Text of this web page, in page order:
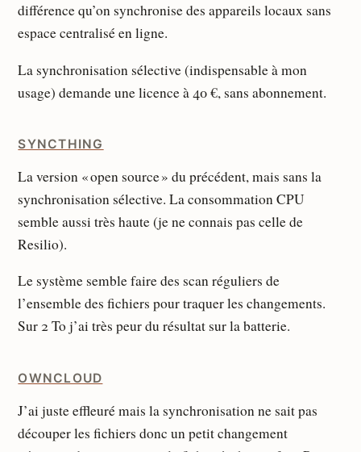
différence qu’on synchronise des appareils locaux sans
espace centralisé en ligne.
La synchronisation sélective (indispensable à mon
usage) demande une licence à 40 €, sans abonnement.
SYNCTHING
La version « open source » du précédent, mais sans la
synchronisation sélective. La consommation CPU
semble aussi très haute (je ne connais pas celle de
Resilio).
Le système semble faire des scan réguliers de
l’ensemble des fichiers pour traquer les changements.
Sur 2 To j’ai très peur du résultat sur la batterie.
OWNCLOUD
J’ai juste effleuré mais la synchronisation ne sait pas
découper les fichiers donc un petit changement